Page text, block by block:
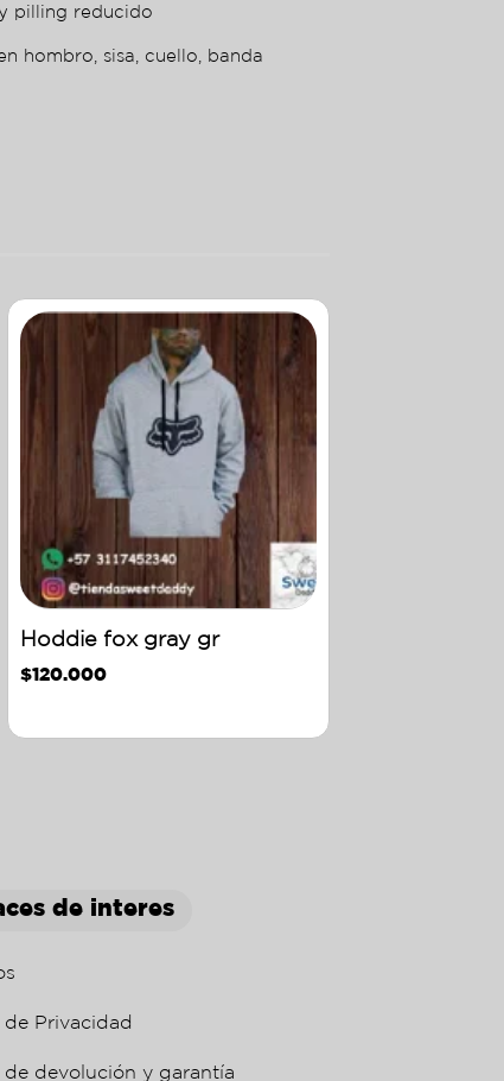
pilling reducido
hombro, sisa, cuello, banda
Hoddie fox gray gr
$120.000
de interes
de Privacidad
de devolución y garantía